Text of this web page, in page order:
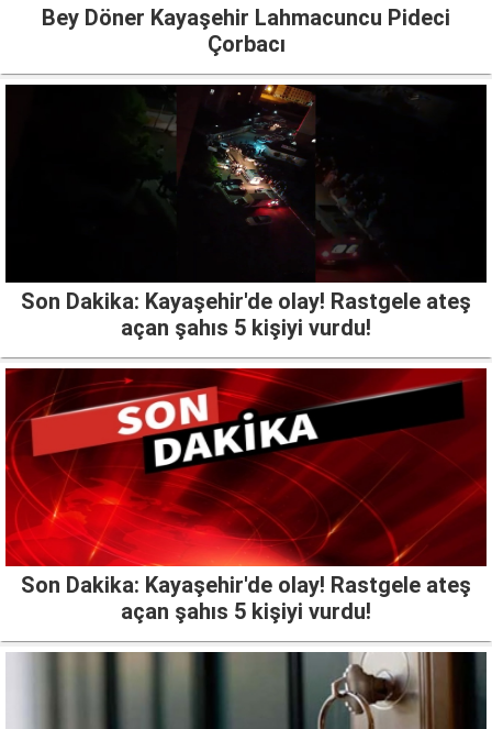
Bey Döner Kayaşehir Lahmacuncu Pideci
Çorbacı
Son Dakika: Kayaşehir'de olay! Rastgele ateş
açan şahıs 5 kişiyi vurdu!
Son Dakika: Kayaşehir'de olay! Rastgele ateş
açan şahıs 5 kişiyi vurdu!